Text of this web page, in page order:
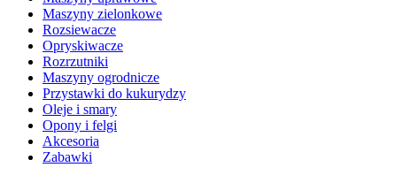
Maszyny zielonkowe
Rozsiewacze
Opryskiwacze
Rozrzutniki
Maszyny ogrodnicze
Przystawki do kukurydzy
Oleje i smary
Opony i felgi
Akcesoria
Zabawki